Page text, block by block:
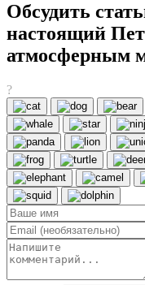
Обсудить
настоящий
атмосферным
?